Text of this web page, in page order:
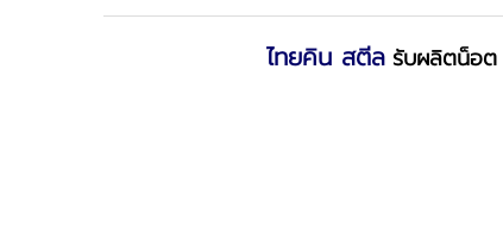
ไทยคิน สตีล รับผลิตน็อต